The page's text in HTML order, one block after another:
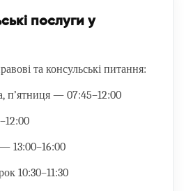
послуги у
та консульські питання:
п’ятниця — 07:45–12:00
13:00–16:00
10:30–11:30